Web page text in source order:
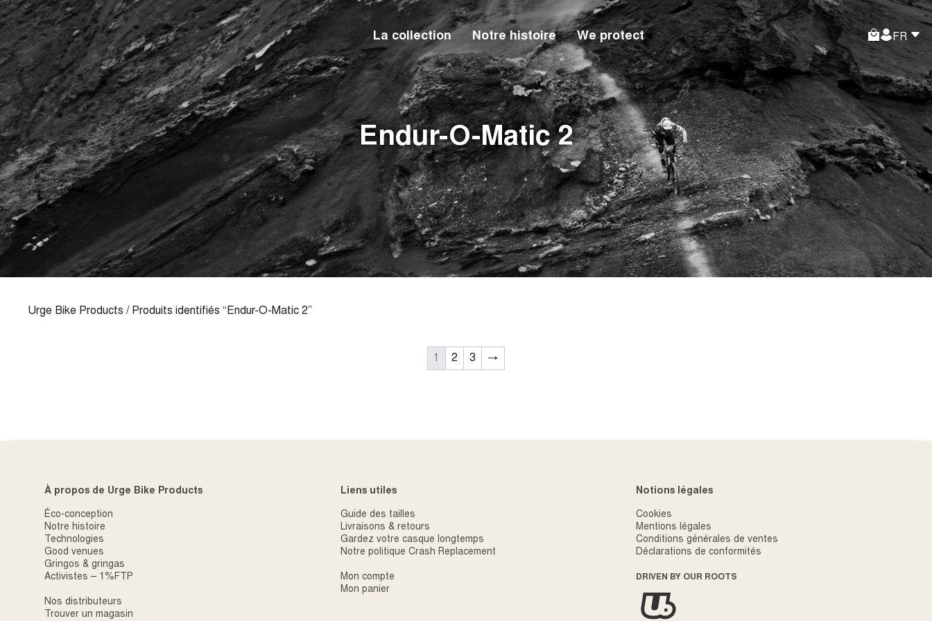
La collection Notre histoire We protect FR
Endur-O-Matic 2
Urge Bike Products / Produits identifiés “Endur-O-Matic 2”
1 2 3 →
À propos de Urge Bike Products
Éco-conception
Notre histoire
Technologies
Good venues
Gringos & gringas
Activistes – 1%FTP
Nos distributeurs
Trouver un magasin
Liens utiles
Guide des tailles
Livraisons & retours
Gardez votre casque longtemps
Notre politique Crash Replacement
Mon compte
Mon panier
Notions légales
Cookies
Mentions légales
Conditions générales de ventes
Déclarations de conformités
DRIVEN BY OUR ROOTS
Une réduction sur ta première
commande